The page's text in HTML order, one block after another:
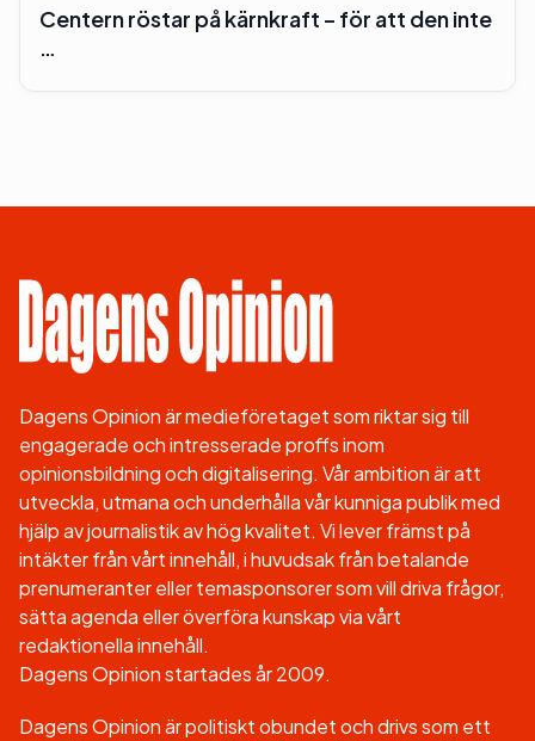
Centern röstar på kärnkraft – för att den inte
…
Dagens Opinion är medieföretaget som riktar sig till
engagerade och intresserade proffs inom
opinionsbildning och digitalisering. Vår ambition är att
utveckla, utmana och underhålla vår kunniga publik med
hjälp av journalistik av hög kvalitet. Vi lever främst på
intäkter från vårt innehåll, i huvudsak från betalande
prenumeranter eller temasponsorer som vill driva frågor,
sätta agenda eller överföra kunskap via vårt
redaktionella innehåll.
Dagens Opinion startades år 2009.
Dagens Opinion är politiskt obundet och drivs som ett